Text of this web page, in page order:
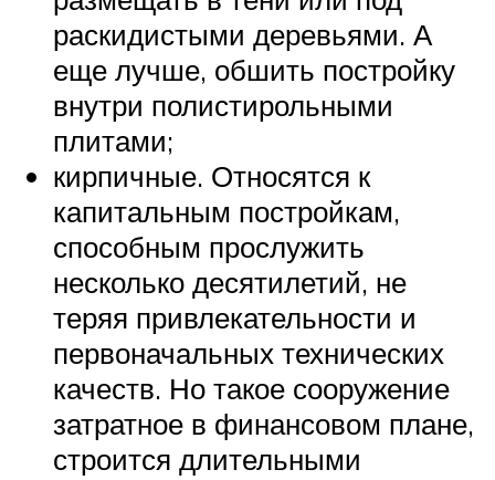
раскидистыми деревьями. А
еще лучше, обшить постройку
внутри полистирольными
плитами;
кирпичные. Относятся к
капитальным постройкам,
способным прослужить
несколько десятилетий, не
теряя привлекательности и
первоначальных технических
качеств. Но такое сооружение
затратное в финансовом плане,
строится длительными